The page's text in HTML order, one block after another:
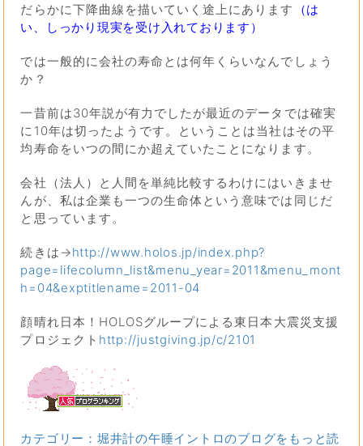
だらかに下降曲線を描いていく途上にあります
（は
い、しっかり現実を受け入れております）
では一般的に会社の寿命とは何年くらいなんでしょう
か？
一昔前は30年説が有力でしたが最近のデータでは確実
に10年は切ったようです。ということは当社はその平
均寿命をいつの間にか超えていたことになります。
会社（法人）と人間を単純比較するわけにはいきませ
んが、私は企業も一つの生命体という意味では同じだ
と思っています。
続きは→http://www.holos.jp/index.php?
page=lifecolumn_list&menu_year=2011&menu_mont
h=04&exptitlename=2011-04
顔晴れ日本！HOLOSグループによる東日本大震災支援
プロジェクト http://justgiving.jp/c/2101
カテゴリー：堀井計の午睡イントロのブログをもっと読